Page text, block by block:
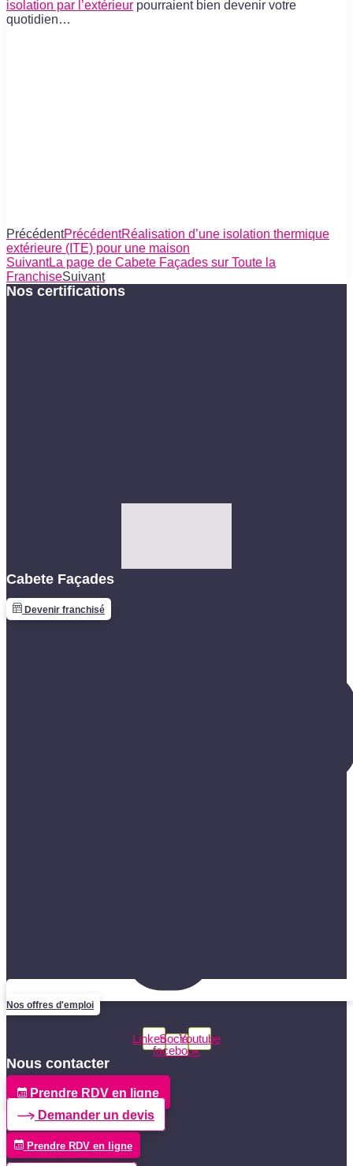
isolation par l’extérieur pourraient bien devenir votre
quotidien…
PrécédentPrécédentRéalisation d’une isolation thermique
extérieure (ITE) pour une maison
SuivantLa page de Cabete Façades sur Toute la
FranchiseSuivant
Nos certifications
Cabete Façades
Devenir franchisé
Nos offres d'emploi
LinkedinSocial-
facebook
Youtube
Nous contacter
Prendre RDV en ligne
Demander un devis
Prendre RDV en ligne